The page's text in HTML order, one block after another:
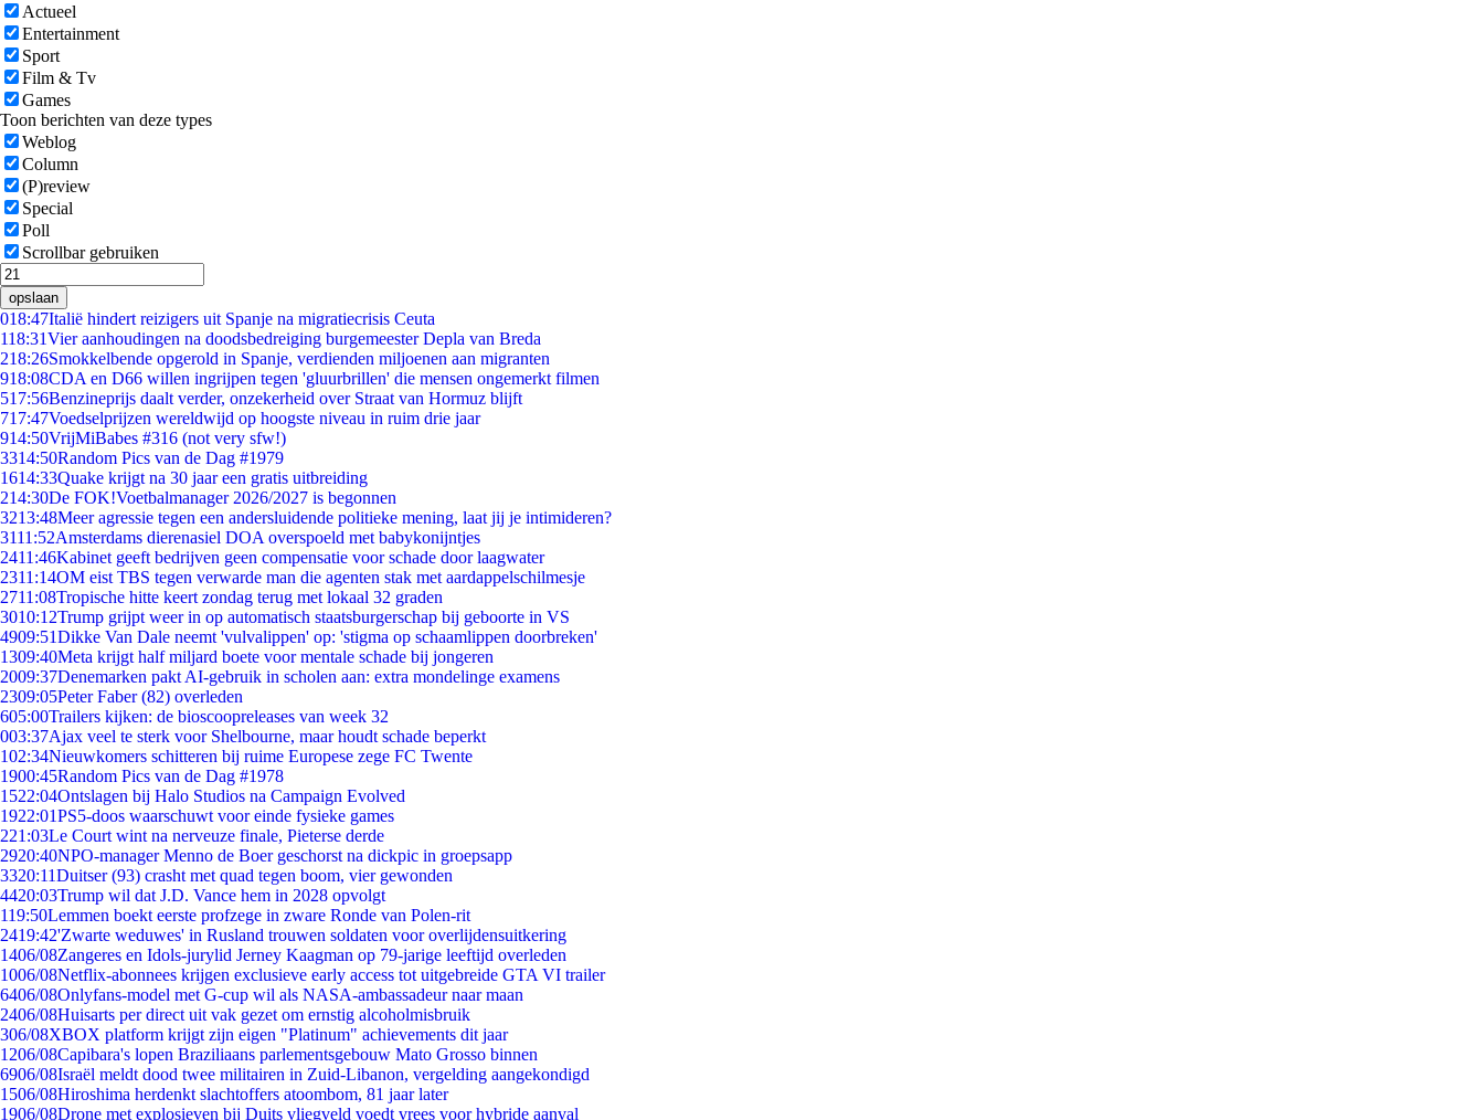
Actueel
Entertainment
Sport
Film & Tv
Games
Toon berichten van deze types
Weblog
Column
(P)review
Special
Poll
Scrollbar gebruiken
opslaan
018:47Italië hindert reizigers uit Spanje na migratiecrisis Ceuta
118:31Vier aanhoudingen na doodsbedreiging burgemeester Depla van Breda
218:26Smokkelbende opgerold in Spanje, verdienden miljoenen aan migranten
918:08CDA en D66 willen ingrijpen tegen 'gluurbrillen' die mensen ongemerkt filmen
517:56Benzineprijs daalt verder, onzekerheid over Straat van Hormuz blijft
717:47Voedselprijzen wereldwijd op hoogste niveau in ruim drie jaar
914:50VrijMiBabes #316 (not very sfw!)
3314:50Random Pics van de Dag #1979
1614:33Quake krijgt na 30 jaar een gratis uitbreiding
214:30De FOK!Voetbalmanager 2026/2027 is begonnen
3213:48Meer agressie tegen een andersluidende politieke mening, laat jij je intimideren?
3111:52Amsterdams dierenasiel DOA overspoeld met babykonijntjes
2411:46Kabinet geeft bedrijven geen compensatie voor schade door laagwater
2311:14OM eist TBS tegen verwarde man die agenten stak met aardappelschilmesje
2711:08Tropische hitte keert zondag terug met lokaal 32 graden
3010:12Trump grijpt weer in op automatisch staatsburgerschap bij geboorte in VS
4909:51Dikke Van Dale neemt 'vulvalippen' op: 'stigma op schaamlippen doorbreken'
1309:40Meta krijgt half miljard boete voor mentale schade bij jongeren
2009:37Denemarken pakt AI-gebruik in scholen aan: extra mondelinge examens
2309:05Peter Faber (82) overleden
605:00Trailers kijken: de bioscoopreleases van week 32
003:37Ajax veel te sterk voor Shelbourne, maar houdt schade beperkt
102:34Nieuwkomers schitteren bij ruime Europese zege FC Twente
1900:45Random Pics van de Dag #1978
1522:04Ontslagen bij Halo Studios na Campaign Evolved
1922:01PS5-doos waarschuwt voor einde fysieke games
221:03Le Court wint na nerveuze finale, Pieterse derde
2920:40NPO-manager Menno de Boer geschorst na dickpic in groepsapp
3320:11Duitser (93) crasht met quad tegen boom, vier gewonden
4420:03Trump wil dat J.D. Vance hem in 2028 opvolgt
119:50Lemmen boekt eerste profzege in zware Ronde van Polen-rit
2419:42'Zwarte weduwes' in Rusland trouwen soldaten voor overlijdensuitkering
1406/08Zangeres en Idols-jurylid Jerney Kaagman op 79-jarige leeftijd overleden
1006/08Netflix-abonnees krijgen exclusieve early access tot uitgebreide GTA VI trailer
6406/08Onlyfans-model met G-cup wil als NASA-ambassadeur naar maan
2406/08Huisarts per direct uit vak gezet om ernstig alcoholmisbruik
306/08XBOX platform krijgt zijn eigen "Platinum" achievements dit jaar
1206/08Capibara's lopen Braziliaans parlementsgebouw Mato Grosso binnen
6906/08Israël meldt dood twee militairen in Zuid-Libanon, vergelding aangekondigd
1506/08Hiroshima herdenkt slachtoffers atoombom, 81 jaar later
1906/08Drone met explosieven bij Duits vliegveld voedt vrees voor hybride aanval